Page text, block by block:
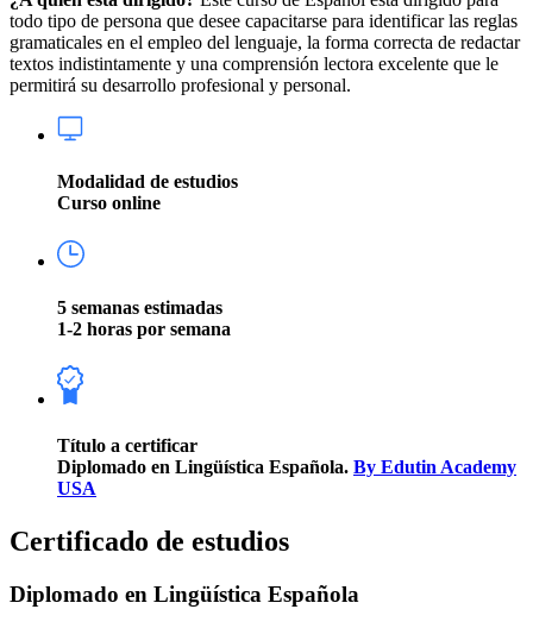
todo tipo de persona que desee capacitarse para identificar las reglas
gramaticales en el empleo del lenguaje, la forma correcta de redactar
textos indistintamente y una comprensión lectora excelente que le
permitirá su desarrollo profesional y personal.
Modalidad de estudios
Curso online
5 semanas estimadas
1-2 horas por semana
Título a certificar
Diplomado en Lingüística Española. By Edutin Academy
USA
Certificado de estudios
Diplomado en Lingüística Española